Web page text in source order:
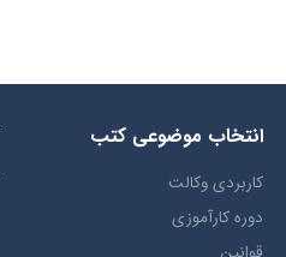
انتخاب​ موضوعي​ کتب
کاربردی وکالت
دوره کارآموزی